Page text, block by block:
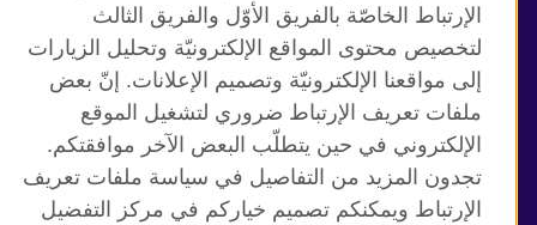
Youtube
موقع المجلس الثقافي البريطاني العالمي
الخصوصية وشروط الاستخدام
ملفات تعريف الإرتباط
الإرتباط الخاصّة بالفريق الأوّل والفريق الثالث
لتخصيص محتوى المواقع الإلكترونيّة وتحليل الزيارات
إلى مواقعنا الإلكترونيّة وتصميم الإعلانات. إنّ بعض
ملفات تعريف الإرتباط ضروري لتشغيل الموقع
الإلكتروني في حين يتطلّب البعض الآخر موافقتكم.
تجدون المزيد من التفاصيل في سياسة ملفات تعريف
الإرتباط ويمكنكم تصميم خياركم في مركز التفضيل